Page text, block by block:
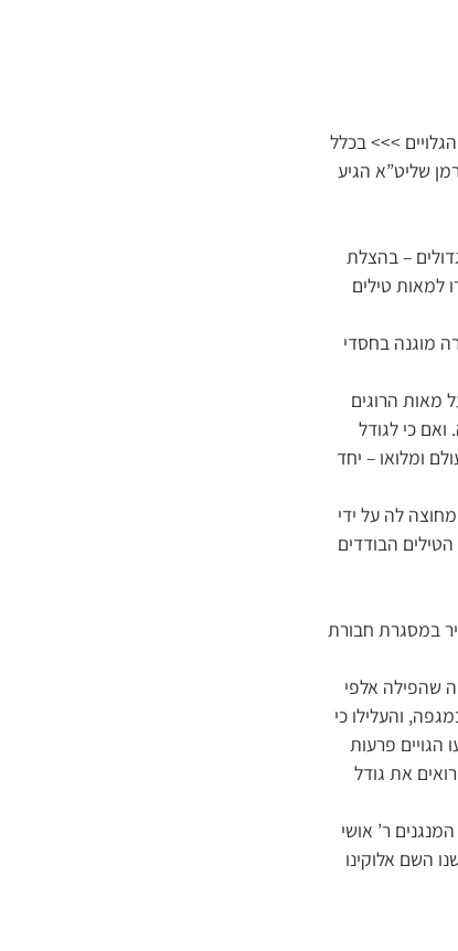
>>> בכלל
שליט”א הגיע
– בהצלת
למאות טילים
מוגנה בחסדי
מאות הרוגים
כי לגודל
ומלואו – יחד
או מחוצה לה על ידי
הבודדים
במסגרת חבורת
שהפילה אלפי
והעלילו כי
הגויים פרעות
את גודל
ר’ אושי
השם אלוקינו